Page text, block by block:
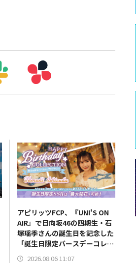
アピリッツFCP、『UNI'S ON
AIR』で日向坂46の四期生・石
塚瑶季さんの誕生日を記念した
「誕生日限定バースデーコレク
ション」を開催中
2026.08.06 11:07